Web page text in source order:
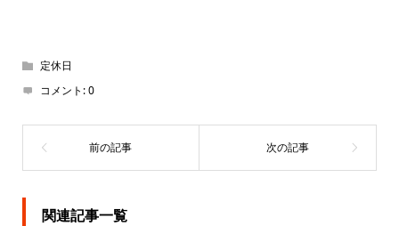
定休日
コメント:0
関連記事一覧